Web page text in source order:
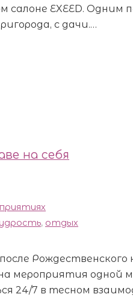
салоне EXEED.
с дачи.…
на себя
, отдых
мероприятия одной
24/7 в тесном